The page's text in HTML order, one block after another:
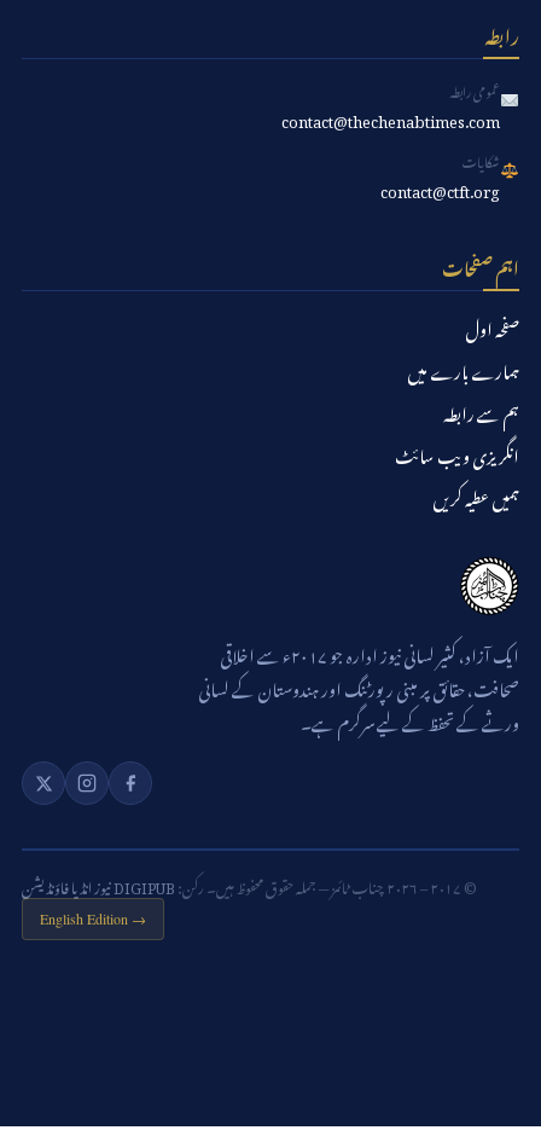
رابطہ
عمومی رابطہ
contact@thechenabtimes.com
شکایات
contact@ctft.org
اہم صفحات
صفحہ اول
ہمارے بارے میں
ہم سے رابطہ
انگریزی ویب سائٹ
ہمیں عطیہ کریں
ایک آزاد، کثیر لسانی نیوز ادارہ جو ۲۰۱۷ء سے اخلاقی
صحافت، حقائق پر مبنی رپورٹنگ اور ہندوستان کے لسانی
ورثے کے تحفظ کے لیے سرگرم ہے۔
DIGIPUB نیوز انڈیا فاؤنڈیشن
English Edition →